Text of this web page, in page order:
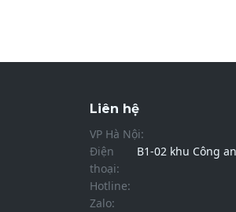
Liên hệ
VP Hà Nội:
B1-02 khu Công
Điện
thoại:
Hotline:
Zalo: